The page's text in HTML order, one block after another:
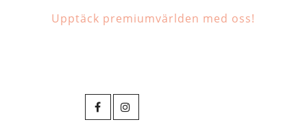
Upptäck premiumvärlden med oss!